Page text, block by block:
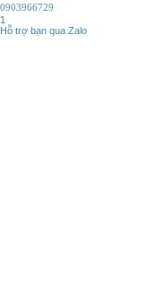
0903966729
1
Hỗ trợ bạn qua Zalo